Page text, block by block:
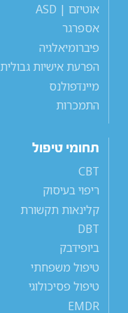
אוטיזם | ASD
אספרגר
פיברומיאלגיה
הפרעת אישיות גבולית
מיינדפולנס
התמכרות
תחומי טיפול
CBT
ריפוי בעיסוק
קלינאות תקשורת
DBT
ביופידבק
טיפול משפחתי
טיפול פסיכולוגי
EMDR